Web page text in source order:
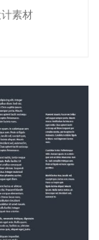
素材